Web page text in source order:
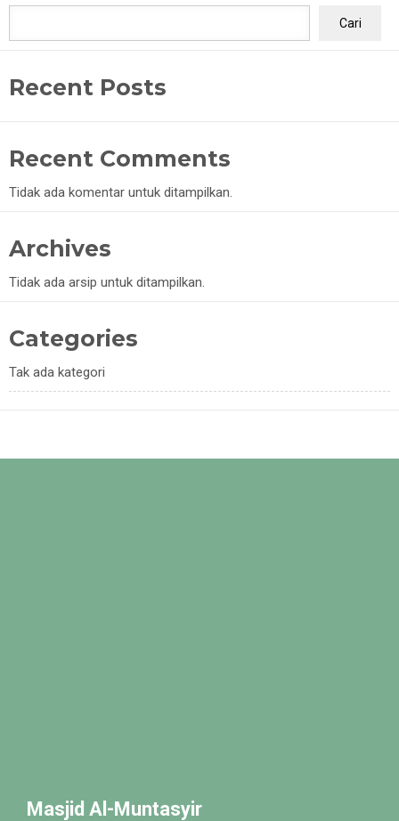
Cari
Recent Posts
Recent Comments
Tidak ada komentar untuk ditampilkan.
Archives
Tidak ada arsip untuk ditampilkan.
Categories
Tak ada kategori
Masjid Al-Muntasyir